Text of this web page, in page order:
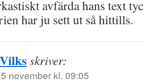
avfärda hans text
har ju sett ut så hittills.
skriver:
november kl. 09:05